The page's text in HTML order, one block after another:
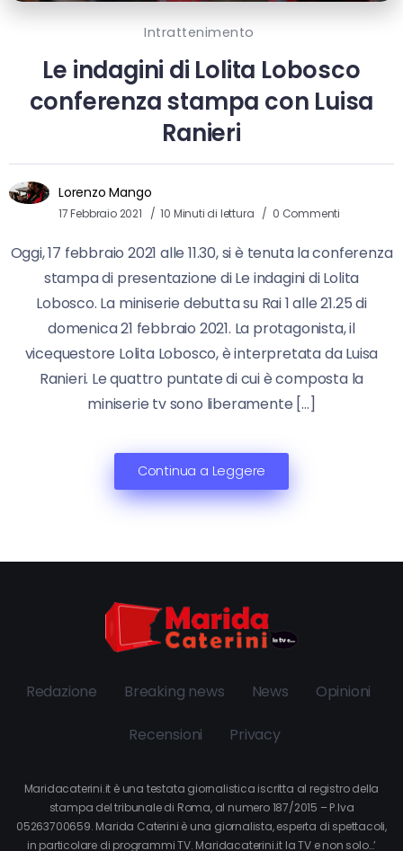
Intrattenimento
Le indagini di Lolita Lobosco
conferenza stampa con Luisa
Ranieri
Lorenzo Mango
17 Febbraio 2021 10 Minuti di lettura 0 Commenti
Oggi, 17 febbraio 2021 alle 11.30, si è tenuta la conferenza
stampa di presentazione di Le indagini di Lolita
Lobosco. La miniserie debutta su Rai 1 alle 21.25 di
domenica 21 febbraio 2021. La protagonista, il
vicequestore Lolita Lobosco, è interpretata da Luisa
Ranieri. Le quattro puntate di cui è composta la
miniserie tv sono liberamente […]
Continua a Leggere
Redazione Breaking news News Opinioni
Recensioni Privacy
Maridacaterini.it è una testata giornalistica iscritta al registro della
stampa del tribunale di Roma, al numero 187/2015 – P.Iva
05263700659. Marida Caterini è una giornalista, esperta di spettacoli,
in particolare di programmi TV. Maridacaterini.it la TV e non solo…’